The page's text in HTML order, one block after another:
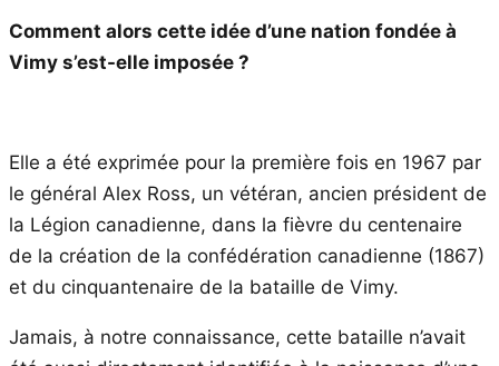
Comment alors cette idée d’une nation fondée à
Vimy s’est-elle imposée ?
Elle a été exprimée pour la première fois en 1967 par
le général Alex Ross, un vétéran, ancien président de
la Légion canadienne, dans la fièvre du centenaire
de la création de la confédération canadienne (1867)
et du cinquantenaire de la bataille de Vimy.
Jamais, à notre connaissance, cette bataille n’avait